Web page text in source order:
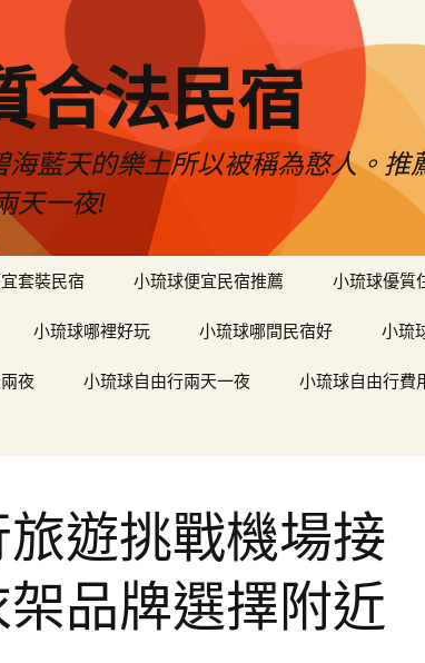
合法民宿
藍天的樂土所以被稱為憨人。推
天一夜!
套裝民宿 小琉球便宜民宿推薦 小琉球優質
小琉球哪裡好玩 小琉球哪間民宿好 小琉
夜 小琉球自由行兩天一夜 小琉球自由行費
遊挑戰機場接
品牌選擇附近